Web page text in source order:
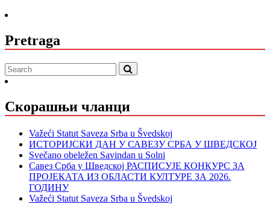
Pretraga
Скорашњи чланци
Važeći Statut Saveza Srba u Švedskoj
ИСТОРИЈСКИ ДАН У САВЕЗУ СРБА У ШВЕДСКОЈ
Svečano obeležen Savindan u Solni
Савез Срба у Шведској РАСПИСУЈЕ КОНКУРС ЗА
ПРОЈЕКАТА ИЗ ОБЛАСТИ КУЛТУРЕ ЗА 2026.
ГОДИНУ
Važeći Statut Saveza Srba u Švedskoj